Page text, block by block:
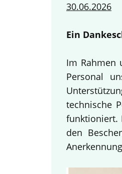
30.06.2026
Ein
Im Rahmen
Personal
technische
funktioniert.
den